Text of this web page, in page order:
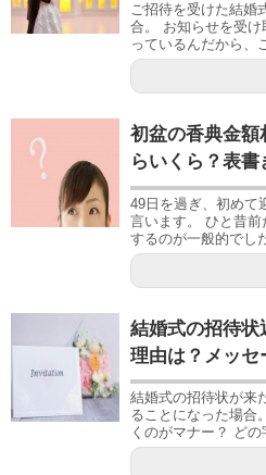
ご招待を受けた結婚
合。 お知らせを受
っているんだから、
初盆の香典金額
らいくら？表書
49日を過ぎ、初めて
言います。 ひと昔
するのが一般的でし
結婚式の招待状
理由は？メッセ
結婚式の招待状が来
ることになった場合
くのがマナー？ ど